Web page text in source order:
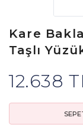
Kare
Taşlı
12.638